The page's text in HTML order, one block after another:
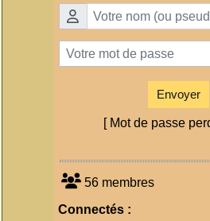
Envoyer
[ Mot de passe
56 membres
Connectés :